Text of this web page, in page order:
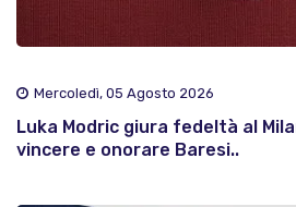
Mercoledì, 05 Agosto 2026
Luka Modric giura fedeltà al
vincere e onorare Baresi..